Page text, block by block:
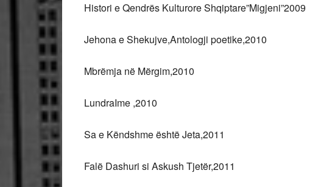
Histori e Qendrës Kulturore Shqiptare”Migjeni”2009
Jehona e Shekujve,Antologji poetike,2010
Mbrëmja në Mërgim,2010
LundraIme ,2010
Sa e Këndshme është Jeta,2011
Falë Dashuri si Askush Tjetër,2011